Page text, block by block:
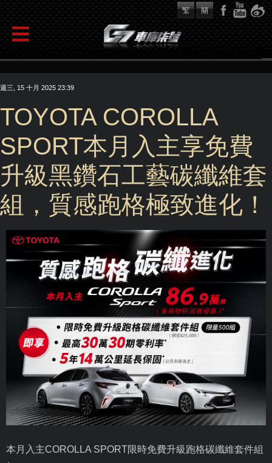
週三, 15 十月 2025 23:39
TOYOTA COROLLA
SPORT本月入主享免費
升級黑鑽石工藝碳纖維套
組，質感跑格極致進化！
本月入主COROLLA SPORT限時免費升級跑格碳纖維套件組